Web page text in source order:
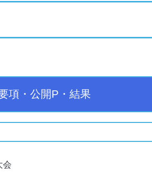
項・公開P・結果
会